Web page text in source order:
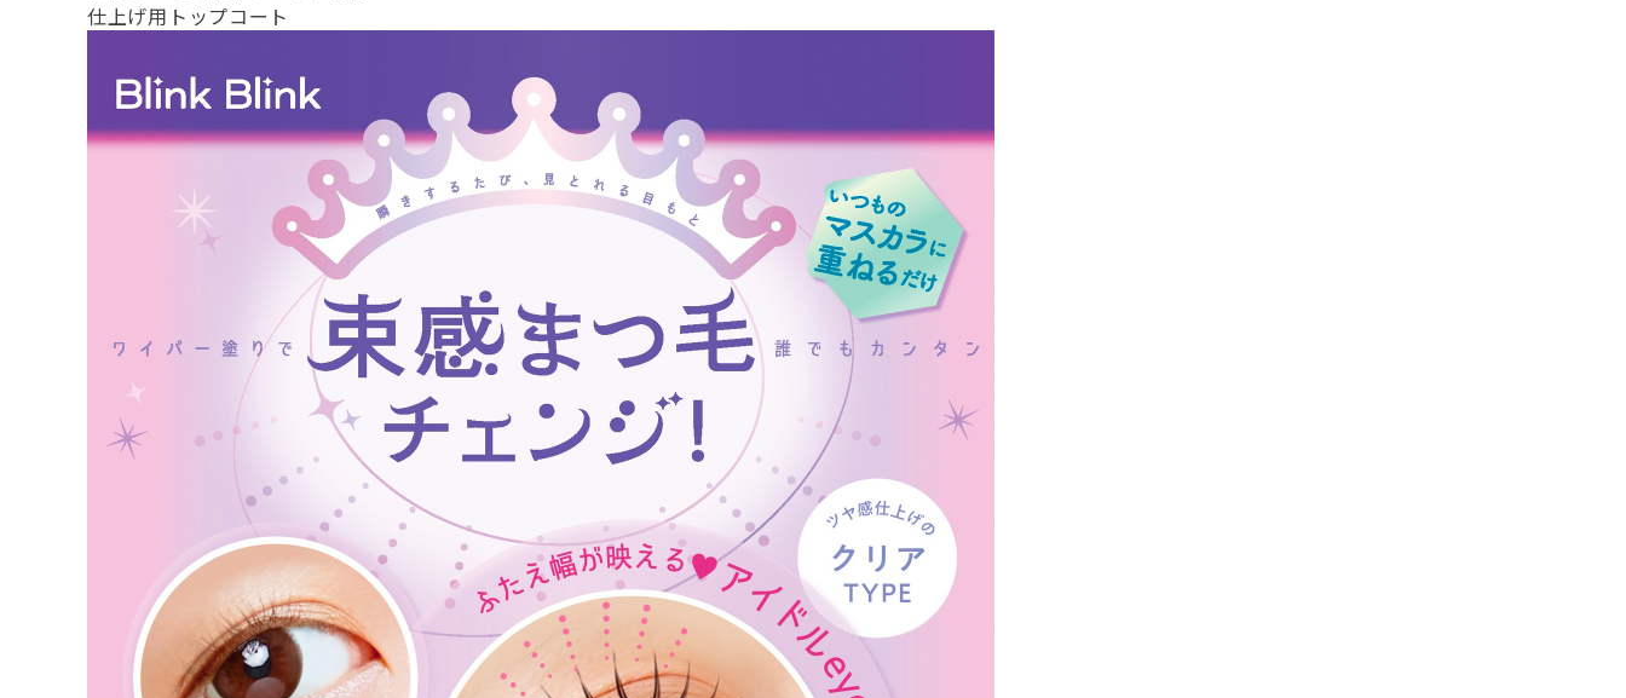
仕上げ用トップコート